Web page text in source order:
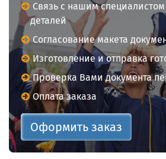
Связь с нашим
деталей
Согласование макета
Изготовление и отправка
Проверка Вами документа
Оплата заказа
Оформить заказ